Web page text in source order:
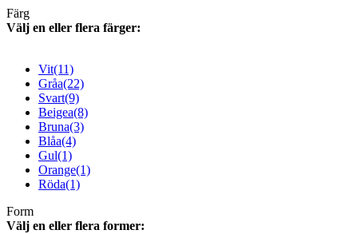
Färg
Välj en eller flera färger:
Vit(11)
Gråa(22)
Svart(9)
Beigea(8)
Bruna(3)
Blåa(4)
Gul(1)
Orange(1)
Röda(1)
Form
Välj en eller flera former: